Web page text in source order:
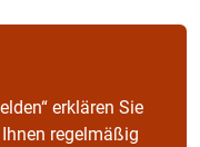
erklären Sie
regelmäßig